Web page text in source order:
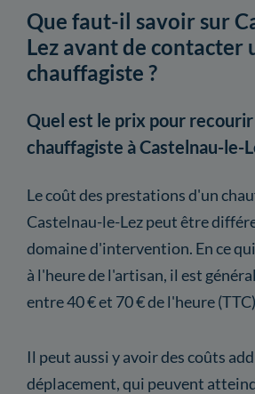
Que faut-il savoir sur
Lez avant de contacter
chauffagiste ?
Quel est le prix pour recourir
chauffagiste à Castelnau-le-
Le coût des prestations d'un
Castelnau-le-Lez peut être
domaine d'intervention. En ce
à l'heure de l'artisan, il est
entre 40 € et 70 € de l'heure
Il peut aussi y avoir des coûts
déplacement, qui peuvent